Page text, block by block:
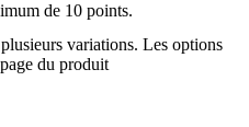
de 10 points.
variations. Les options
du produit